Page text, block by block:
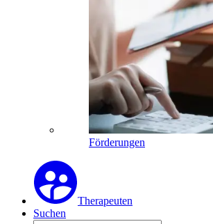
Förderungen
Therapeuten
Suchen